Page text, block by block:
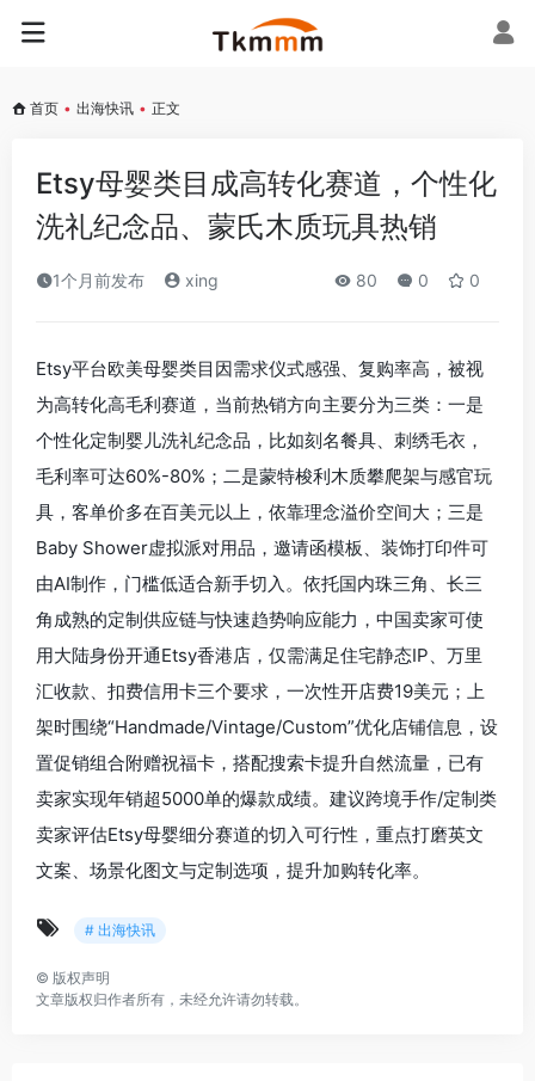
首页 • 出海快讯 • 正文
Etsy母婴类目成高转化赛道，个性化
洗礼纪念品、蒙氏木质玩具热销
1个月前发布 xing 80 0 0
Etsy平台欧美母婴类目因需求仪式感强、复购率高，被视
为高转化高毛利赛道，当前热销方向主要分为三类：一是
个性化定制婴儿洗礼纪念品，比如刻名餐具、刺绣毛衣，
毛利率可达60%-80%；二是蒙特梭利木质攀爬架与感官玩
具，客单价多在百美元以上，依靠理念溢价空间大；三是
Baby Shower虚拟派对用品，邀请函模板、装饰打印件可
由AI制作，门槛低适合新手切入。依托国内珠三角、长三
角成熟的定制供应链与快速趋势响应能力，中国卖家可使
用大陆身份开通Etsy香港店，仅需满足住宅静态IP、万里
汇收款、扣费信用卡三个要求，一次性开店费19美元；上
架时围绕“Handmade/Vintage/Custom”优化店铺信息，设
置促销组合附赠祝福卡，搭配搜索卡提升自然流量，已有
卖家实现年销超5000单的爆款成绩。建议跨境手作/定制类
卖家评估Etsy母婴细分赛道的切入可行性，重点打磨英文
文案、场景化图文与定制选项，提升加购转化率。
# 出海快讯
© 版权声明
文章版权归作者所有，未经允许请勿转载。